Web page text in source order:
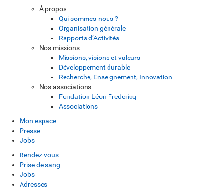
À propos
Qui sommes-nous ?
Organisation générale
Rapports d’Activités
Nos missions
Missions, visions et valeurs
Développement durable
Recherche, Enseignement, Innovation
Nos associations
Fondation Léon Fredericq
Associations
Mon espace
Presse
Jobs
Rendez-vous
Prise de sang
Jobs
Adresses